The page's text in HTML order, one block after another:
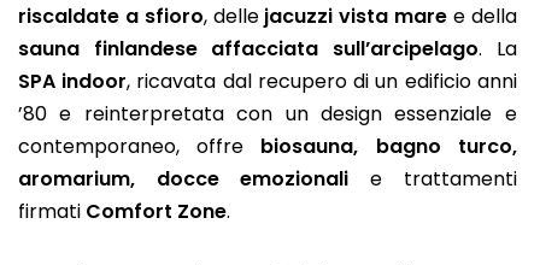
riscaldate a sfioro, delle jacuzzi vista mare e della
sauna finlandese affacciata sull’arcipelago. La
SPA indoor, ricavata dal recupero di un edificio anni
’80 e reinterpretata con un design essenziale e
contemporaneo, offre biosauna, bagno turco,
aromarium, docce emozionali e trattamenti
firmati Comfort Zone.